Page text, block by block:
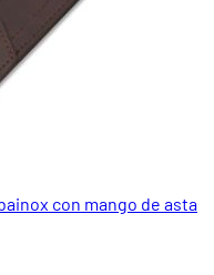
con mango de asta